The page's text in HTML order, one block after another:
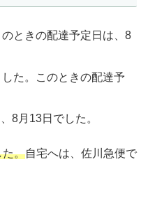
ときの配達予定日は、8
た。このときの配達予
8月13日でした。
た。自宅へは、佐川急便で